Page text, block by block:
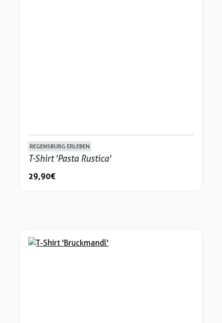
REGENSBURG ERLEBEN
T-Shirt 'Pasta Rustica'
29,90 €